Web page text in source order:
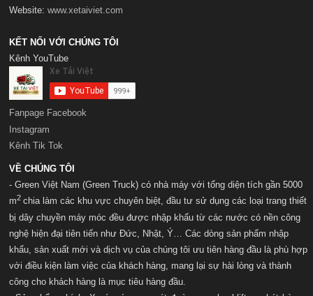
Website:www.xetaiviet.com
KẾT NỐI VỚI CHÚNG TÔI
Kênh YouTube
Fanpage Facebook
Instagram
Kênh Tik Tok
VỀ CHÚNG TÔI
- Green Việt Nam (Green Truck) có nhà máy với tổng diện tích gần 5000
m2 chia làm các khu vực chuyên biệt, đầu tư sử dụng các loại trang thiết
bị dây chuyền máy móc đều được nhập khẩu từ các nước có nền công
nghệ hiện đại tiên tiến như Đức, Nhật, Ý… Các dòng sản phẩm nhập
khẩu, sản xuất mới và dịch vụ của chúng tôi ưu tiên hàng đầu là phù hợp
với điều kiện làm việc của khách hàng, mang lại sự hài lòng và thành
công cho khách hàng là mục tiêu hàng đầu.